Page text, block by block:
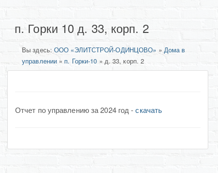
п. Горки 10 д. 33, корп. 2
Вы здесь: ООО «ЭЛИТСТРОЙ-ОДИНЦОВО» » Дома в
управлении »п. Горки-10 » д. 33, корп. 2
Отчет по управлению за 2024 год -скачать